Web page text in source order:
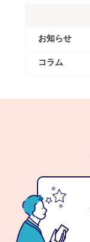
お知らせ
コラム